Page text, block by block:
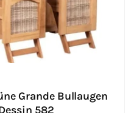
Grande Bullaugen
582